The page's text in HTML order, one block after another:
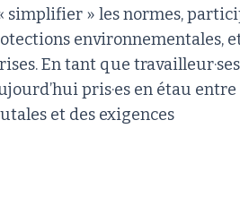
simplifier » les normes,
environnementales,
En tant que travailleur·ses
pris·es en étau entre
et des exigences